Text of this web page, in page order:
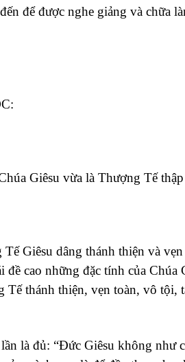
để được nghe giảng và chữa
Giêsu vừa là Thượng Tế
Tế Giêsu dâng thánh thiện và
đề cao những đặc tính của
Tế thánh thiện, vẹn toàn, vô tội,
là đủ: “Đức Giêsu không như